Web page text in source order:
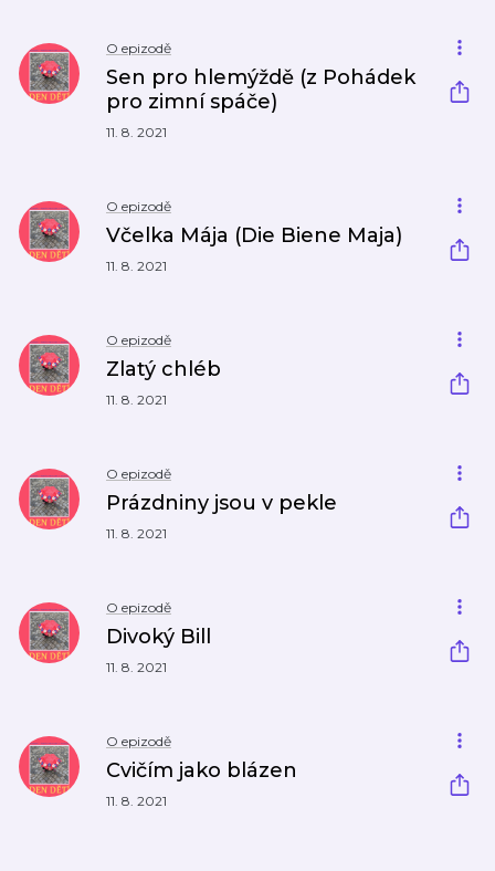
O epizodě
Sen pro hlemýždě (z Pohádek
pro zimní spáče)
11. 8. 2021
O epizodě
Včelka Mája (Die Biene Maja)
11. 8. 2021
O epizodě
Zlatý chléb
11. 8. 2021
O epizodě
Prázdniny jsou v pekle
11. 8. 2021
O epizodě
Divoký Bill
11. 8. 2021
O epizodě
Cvičím jako blázen
11. 8. 2021